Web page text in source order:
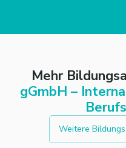
Mehr
gGmbH –
Weitere